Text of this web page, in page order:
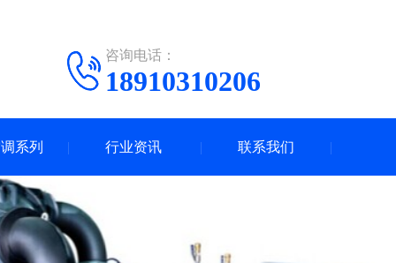
咨询电话：
18910310206
系列 行业资讯 联系我们